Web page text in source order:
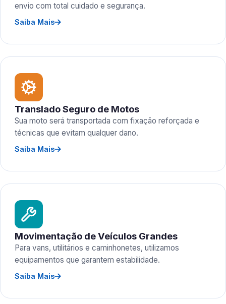
envio com total cuidado e segurança.
Saiba Mais
Translado Seguro de Motos
Sua moto será transportada com fixação reforçada e
técnicas que evitam qualquer dano.
Saiba Mais
Movimentação de Veículos Grandes
Para vans, utilitários e caminhonetes, utilizamos
equipamentos que garantem estabilidade.
Saiba Mais